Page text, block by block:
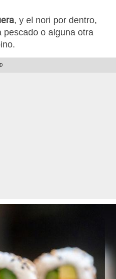
, y el nori por dentro,
pescado o alguna otra